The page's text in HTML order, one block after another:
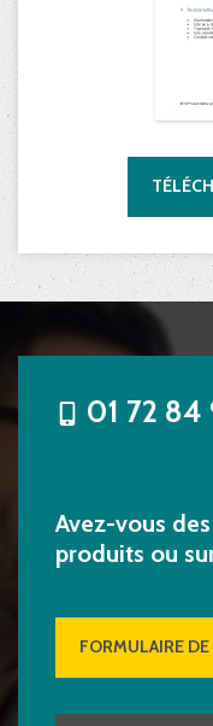
01 72
Avez-vous
produits ou
FORMULAIRE DE